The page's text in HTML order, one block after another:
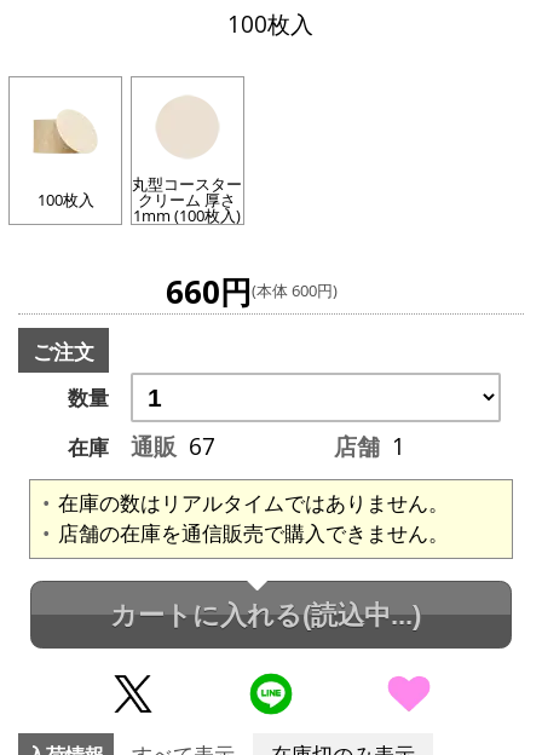
100枚入
100枚入
丸型コースター
クリーム 厚さ
1mm (100枚入)
660円(本体 600円)
ご注文
数量
在庫
通販 67 店舗 1
在庫の数はリアルタイムではありません。
店舗の在庫を通信販売で購入できません。
カートに入れる(読込中...)